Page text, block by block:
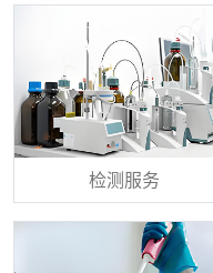
检测服务